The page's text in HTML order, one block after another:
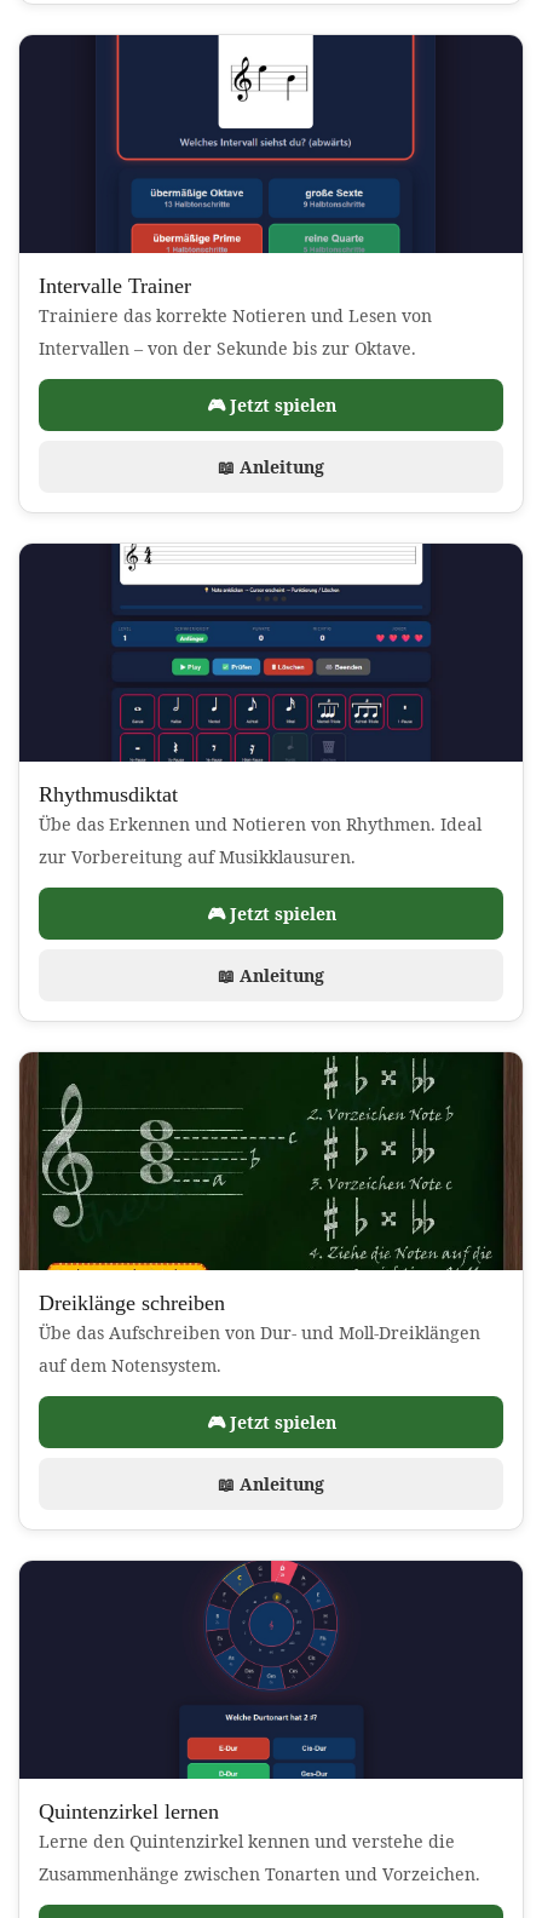
Intervalle Trainer
Trainiere das korrekte Notieren und Lesen von
Intervallen – von der Sekunde bis zur Oktave.
🎮 Jetzt spielen
📖 Anleitung
Rhythmusdiktat
Übe das Erkennen und Notieren von Rhythmen. Ideal
zur Vorbereitung auf Musikklausuren.
🎮 Jetzt spielen
📖 Anleitung
Dreiklänge schreiben
Übe das Aufschreiben von Dur- und Moll-Dreiklängen
auf dem Notensystem.
🎮 Jetzt spielen
📖 Anleitung
Quintenzirkel lernen
Lerne den Quintenzirkel kennen und verstehe die
Zusammenhänge zwischen Tonarten und Vorzeichen.